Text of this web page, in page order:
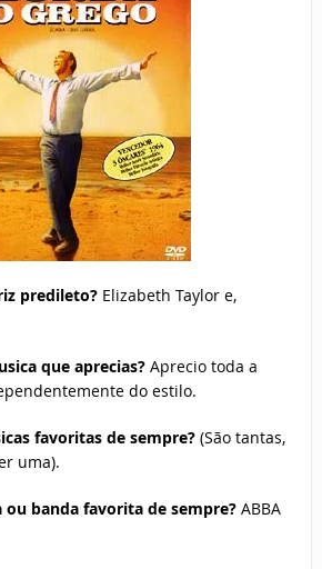
predileto? Elizabeth Taylor e,
que aprecias?Aprecio toda a
do estilo.
favoritas de sempre? (São tantas,
uma).
banda favorita de sempre? ABBA